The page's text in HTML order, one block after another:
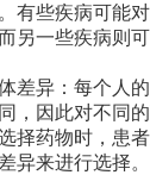
有些疾病可能
另一些疾病则
异：每个人的
，因此对不同
择药物时，患
异来进行选择。